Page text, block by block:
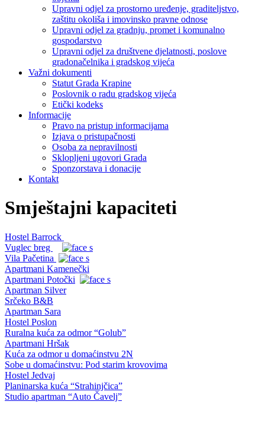
Upravni odjel za prostorno uređenje, graditeljstvo,
zaštitu okoliša i imovinsko pravne odnose
Upravni odjel za gradnju, promet i komunalno
gospodarstvo
Upravni odjel za društvene djelatnosti, poslove
gradonačelnika i gradskog vijeća
Važni dokumenti
Statut Grada Krapine
Poslovnik o radu gradskog vijeća
Etički kodeks
Informacije
Pravo na pristup informacijama
Izjava o pristupačnosti
Osoba za nepravilnosti
Sklopljeni ugovori Grada
Sponzorstava i donacije
Kontakt
Smještajni kapaciteti
Hostel Barrock
Vuglec breg
Vila Pačetina
Apartmani Kamenečki
Apartmani Potočki
Apartman Silver
Srčeko B&B
Apartman Sara
Hostel Poslon
Ruralna kuća za odmor “Golub”
Apartmani Hršak
Kuća za odmor u domaćinstvu 2N
Sobe u domaćinstvu: Pod starim krovovima
Hostel Jedvaj
Planinarska kuća “Strahinjčica”
Studio apartman “Auto Čavelj”